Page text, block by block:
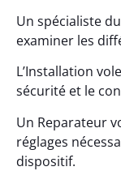
Un spécialiste
examiner les
L’Installation
sécurité et le
Un Reparateur
réglages
dispositif.